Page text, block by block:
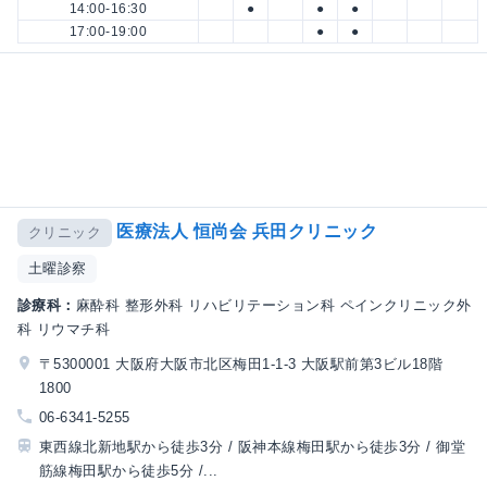
14:00-16:30
● ●
●
17:00-19:00
● ●
クリニック 医療法人 恒尚会 兵田クリニック
土曜診察
診療科： 麻酔科 整形外科 リハビリテーション科 ペインクリニック外
科 リウマチ科
〒5300001 大阪府大阪市北区梅田1-1-3 大阪駅前第3ビル18階
1800
06-6341-5255
東西線北新地駅から徒歩3分 / 阪神本線梅田駅から徒歩3分 / 御堂
筋線梅田駅から徒歩5分 /...